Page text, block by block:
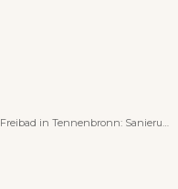
Freibad in Tennenbronn: Sanierung kostet 6,76 Millionen – Stand heute